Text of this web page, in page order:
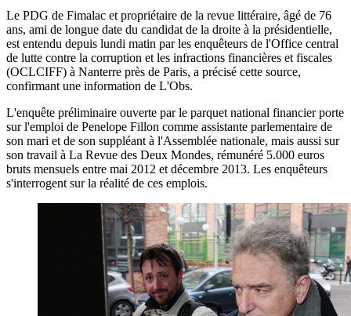
Le PDG de Fimalac et propriétaire de la revue littéraire, âgé de 76
ans, ami de longue date du candidat de la droite à la présidentielle,
est entendu depuis lundi matin par les enquêteurs de l'Office central
de lutte contre la corruption et les infractions financières et fiscales
(OCLCIFF) à Nanterre près de Paris, a précisé cette source,
confirmant une information de L'Obs.
L'enquête préliminaire ouverte par le parquet national financier porte
sur l'emploi de Penelope Fillon comme assistante parlementaire de
son mari et de son suppléant à l'Assemblée nationale, mais aussi sur
son travail à La Revue des Deux Mondes, rémunéré 5.000 euros
bruts mensuels entre mai 2012 et décembre 2013. Les enquêteurs
s'interrogent sur la réalité de ces emplois.